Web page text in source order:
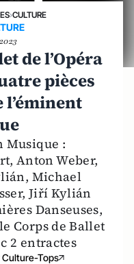
›CULTURE
de l’Opéra
pièces
Musique :
Anton Weber,
Michael
Jiří Kylián
Danseuses,
Corps de Ballet
2 entractes
Culture-Tops